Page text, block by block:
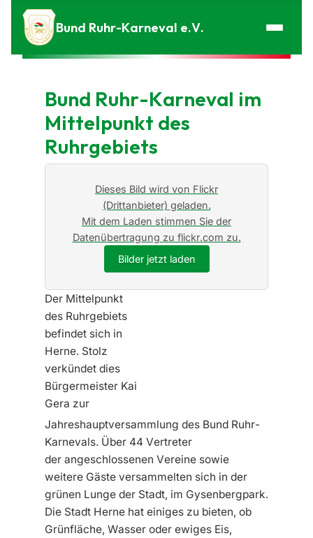
Zum Inhalt springen
Bund Ruhr-Karneval e.V.
Bund Ruhr-Karneval im
Mittelpunkt des
Ruhrgebiets
Dieses Bild wird von Flickr
(Drittanbieter) geladen.
Mit dem Laden stimmen Sie der
Datenübertragung zu flickr.com zu.
Bilder jetzt laden
Der Mittelpunkt
des Ruhrgebiets
befindet sich in
Herne. Stolz
verkündet dies
Bürgermeister Kai
Gera zur
Jahreshauptversammlung des Bund Ruhr-
Karnevals. Über 44 Vertreter
der angeschlossenen Vereine sowie
weitere Gäste versammelten sich in der
grünen Lunge der Stadt, im Gysenbergpark.
Die Stadt Herne hat einiges zu bieten, ob
Grünfläche, Wasser oder ewiges Eis,